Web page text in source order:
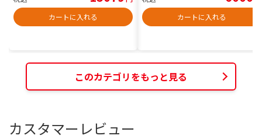
カートに入れる
カートに入れる
このカテゴリをもっと見る
カスタマーレビュー